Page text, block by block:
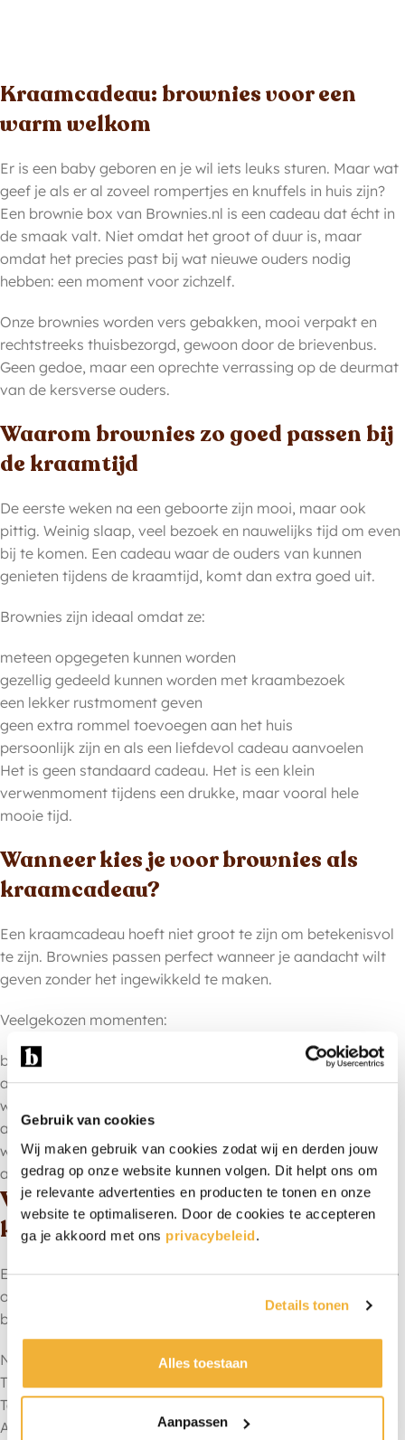
Gebruik van cookies
Wij maken gebruik van cookies zodat wij en derden jouw
gedrag op onze website kunnen volgen. Dit helpt ons om
je relevante advertenties en producten te tonen en onze
website te optimaliseren. Door de cookies te accepteren
ga je akkoord met ons privacybeleid.
Details tonen
Alles toestaan
Aanpassen
Kraamcadeau: brownies voor een
warm welkom
Er is een baby geboren en je wil iets leuks sturen. Maar wat
geef je als er al zoveel rompertjes en knuffels in huis zijn?
Een brownie box van Brownies.nl is een cadeau dat écht in
de smaak valt. Niet omdat het groot of duur is, maar
omdat het precies past bij wat nieuwe ouders nodig
hebben: een moment voor zichzelf.
Onze brownies worden vers gebakken, mooi verpakt en
rechtstreeks thuisbezorgd, gewoon door de brievenbus.
Geen gedoe, maar een oprechte verrassing op de deurmat
van de kersverse ouders.
Waarom brownies zo goed passen bij
de kraamtijd
De eerste weken na een geboorte zijn mooi, maar ook
pittig. Weinig slaap, veel bezoek en nauwelijks tijd om even
bij te komen. Een cadeau waar de ouders van kunnen
genieten tijdens de kraamtijd, komt dan extra goed uit.
Brownies zijn ideaal omdat ze:
meteen opgegeten kunnen worden
gezellig gedeeld kunnen worden met kraambezoek
een lekker rustmoment geven
geen extra rommel toevoegen aan het huis
persoonlijk zijn en als een liefdevol cadeau aanvoelen
Het is geen standaard cadeau. Het is een klein
verwenmoment tijdens een drukke, maar vooral hele
mooie tijd.
Wanneer kies je voor brownies als
kraamcadeau?
Een kraamcadeau hoeft niet groot te zijn om betekenisvol
te zijn. Brownies passen perfect wanneer je aandacht wilt
geven zonder het ingewikkeld te maken.
Veelgekozen momenten:
bij kraambezoek
als kraamcadeau per post
wanneer je ouders wilt verwennen op afstand
als alternatief voor bloemen
wanneer je niet persoonlijk langs kunt gaat
als attent gebaar vanuit werk of van collega’s
Voor wie is een brownie box als
kraamcadeau geschikt?
Eigenlijk voor iedereen die iets leuks wilt geven aan nieuwe
ouders. Of je nu familie, vriend, collega of buur bent, een
brownie box past altijd. Bestel brownies om:
Nieuwe ouders te verwennen
Tijdens het kraambezoek mee te brengen
Te sturen vanuit het werk of met collega’s
Als alternatief te geven voor bloemen